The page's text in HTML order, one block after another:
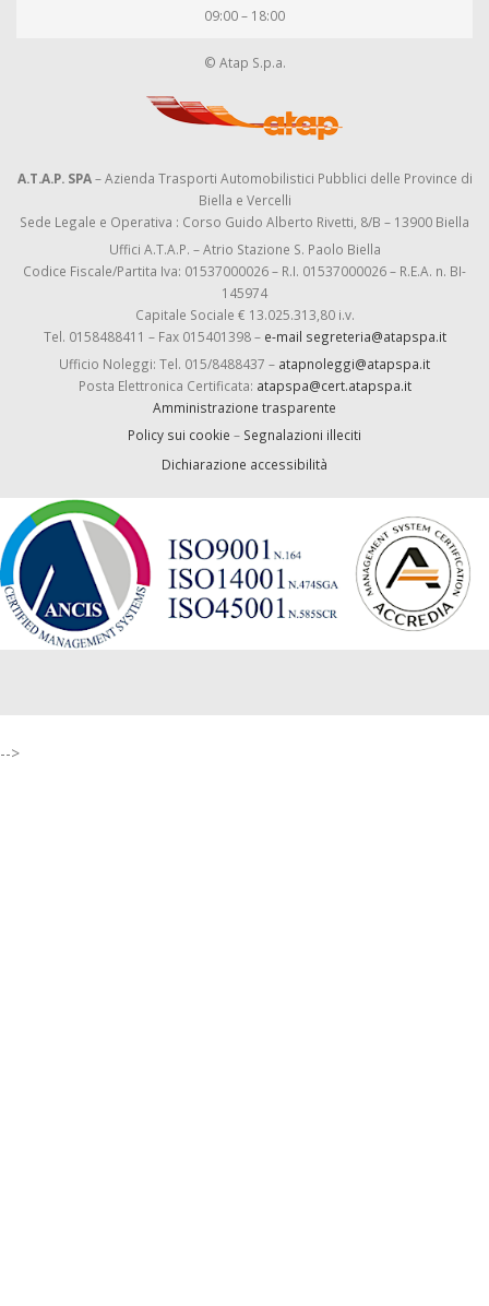
09:00 – 18:00
© Atap S.p.a.
A.T.A.P. SPA– Azienda Trasporti Automobilistici Pubblici delle Province di
Biella e Vercelli
Sede Legale e Operativa : Corso Guido Alberto Rivetti, 8/B – 13900 Biella
Uffici A.T.A.P. – Atrio Stazione S. Paolo Biella
Codice Fiscale/Partita Iva: 01537000026 – R.I. 01537000026 – R.E.A. n. BI-
145974
Capitale Sociale € 13.025.313,80 i.v.
Tel. 0158488411 – Fax 015401398 – e-mail segreteria@atapspa.it
Ufficio Noleggi: Tel. 015/8488437 – atapnoleggi@atapspa.it
Posta Elettronica Certificata: atapspa@cert.atapspa.it
Amministrazione trasparente
Policy sui cookie – Segnalazioni illeciti
Dichiarazione accessibilità
-->